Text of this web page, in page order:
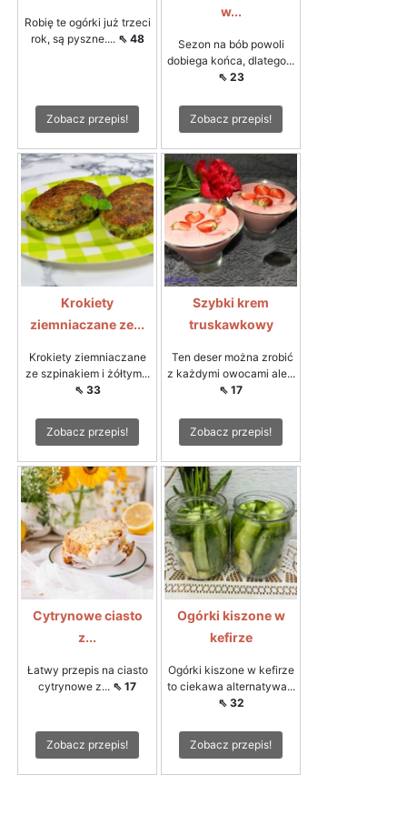
Robię te ogórki już trzeci
rok, są pyszne.... ⇖ 48
Zobacz przepis!
w...
Sezon na bób powoli
dobiega końca, dlatego...
⇖ 23
Zobacz przepis!
Krokiety
ziemniaczane ze...
Krokiety ziemniaczane
ze szpinakiem i żółtym...
⇖ 33
Zobacz przepis!
Szybki krem
truskawkowy
Ten deser można zrobić
z każdymi owocami ale...
⇖ 17
Zobacz przepis!
Cytrynowe ciasto
z...
Łatwy przepis na ciasto
cytrynowe z... ⇖ 17
Zobacz przepis!
Ogórki kiszone w
kefirze
Ogórki kiszone w kefirze
to ciekawa alternatywa...
⇖ 32
Zobacz przepis!